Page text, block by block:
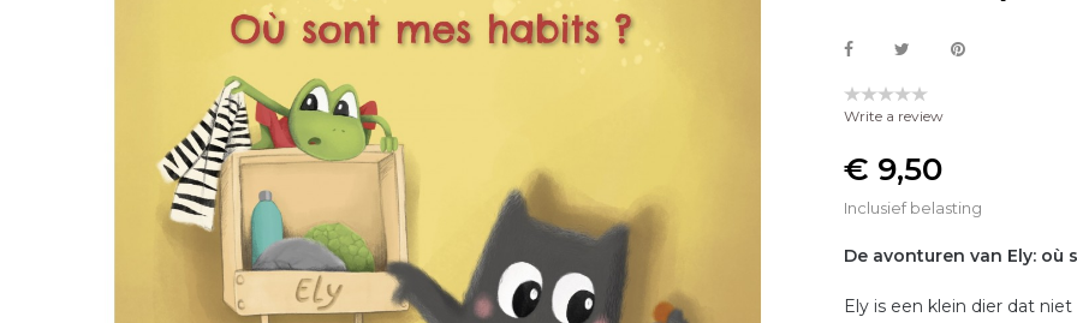
Write a review
€ 9,50
Inclusief belasting
De avonturen van Ely: où
Ely is een klein dier dat